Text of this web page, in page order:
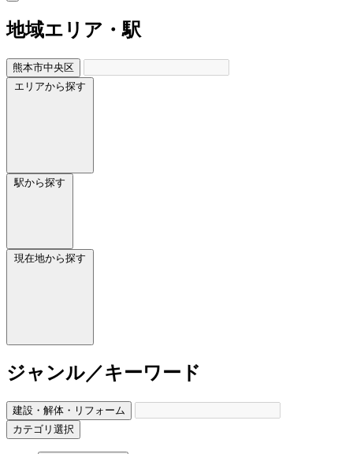
地域エリア・駅
熊本市中央区
エリアから探す
駅から探す
現在地から探す
ジャンル／キーワード
建設・解体・リフォーム
カテゴリ選択